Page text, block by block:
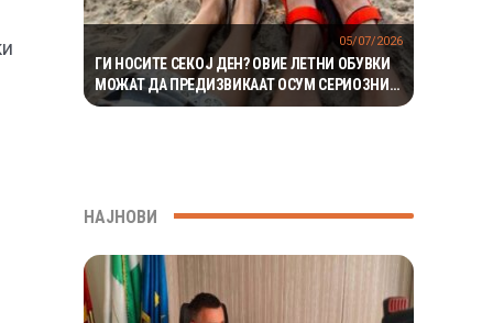
ГИ НОСИТЕ СЕКОЈ ДЕН? ОВИЕ ЛЕТНИ ОБУВКИ
МОЖАТ ДА ПРЕДИЗВИКААТ ОСУМ СЕРИОЗНИ
ПРОБЛЕМИ СО СТАПАЛАТА
05/07/2026
НАЈНОВИ